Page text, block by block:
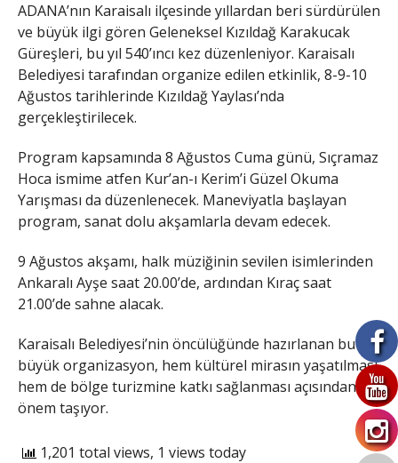
ADANA’nın Karaisalı ilçesinde yıllardan beri sürdürülen
ve büyük ilgi gören Geleneksel Kızıldağ Karakucak
Güreşleri, bu yıl 540’ıncı kez düzenleniyor. Karaisalı
Belediyesi tarafından organize edilen etkinlik, 8-9-10
Ağustos tarihlerinde Kızıldağ Yaylası’nda
gerçekleştirilecek.
Program kapsamında 8 Ağustos Cuma günü, Sıçramaz
Hoca ismime atfen Kur’an-ı Kerim’i Güzel Okuma
Yarışması da düzenlenecek. Maneviyatla başlayan
program, sanat dolu akşamlarla devam edecek.
9 Ağustos akşamı, halk müziğinin sevilen isimlerinden
Ankaralı Ayşe saat 20.00’de, ardından Kıraç saat
21.00’de sahne alacak.
Karaisalı Belediyesi’nin öncülüğünde hazırlanan bu
büyük organizasyon, hem kültürel mirasın yaşatılması
hem de bölge turizmine katkı sağlanması açısından
önem taşıyor.
1,201 total views, 1 views today